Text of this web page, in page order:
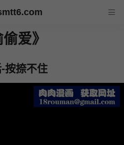
偷爱》
按捺不住